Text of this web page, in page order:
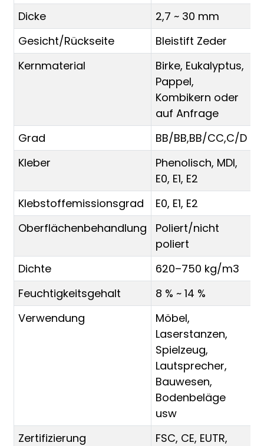
Dicke
2,7 ~ 30 mm
Gesicht/Rückseite
Bleistift Zeder
Kernmaterial
Birke, Eukalyptus,
Pappel,
Kombikern oder
auf Anfrage
Grad
BB/BB,BB/CC,C/D
Kleber
Phenolisch, MDI,
E0, E1, E2
Klebstoffemissionsgrad
E0, E1, E2
Oberflächenbehandlung
Poliert/nicht
poliert
Dichte
620–750 kg/m3
Feuchtigkeitsgehalt
8 % ~ 14 %
Verwendung
Möbel,
Laserstanzen,
Spielzeug,
Lautsprecher,
Bauwesen,
Bodenbeläge
usw
Zertifizierung
FSC, CE, EUTR,